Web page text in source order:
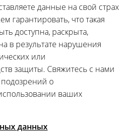
данные на свой страх
гарантировать, что такая
доступна, раскрыта,
в результате нарушения
или
защиты. Свяжитесь с нами
о
ваших
данных